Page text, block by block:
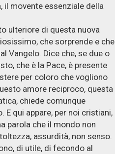
il movente essenziale della
ulteriore di questa nuova
che sorprende e che
Vangelo. Dice che, se due o
che è la Pace, è presente
per coloro che vogliono
amore reciproco, questa
chiede comunque
qui appare, per noi cristiani,
parola che il mondo non
assurdità, non senso.
di utile, di fecondo al